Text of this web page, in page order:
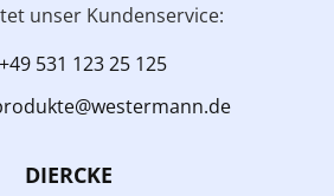
unser Kundenservice:
+49 531 123 25 125
DIERCKE